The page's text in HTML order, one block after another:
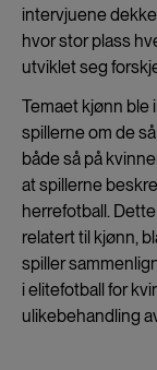
intervjuene
hvor stor plass
utviklet seg
Temaet kjønn ble
spillerne om de
både så på
at spillerne
herrefotball.
relatert til kjønn,
spiller
i elitefotball for
ulikebehandling